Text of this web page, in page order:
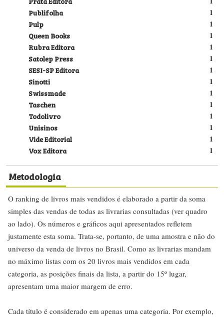
1
Publifolha
1
Pulp
1
Queen Books
1
Rubra Editora
1
Satolep Press
1
SESI-SP Editora
1
Sinotti
1
Swissmade
1
Taschen
1
Todolivro
1
Unisinos
1
Vide Editorial
1
Vox Editora
Metodologia
O ranking de livros mais vendidos é elaborado a partir da soma
simples das vendas de todas as livrarias consultadas (ver quadro
ao lado). Os números e gráficos aqui apresentados refletem
justamente esta soma. Trata-se, portanto, de uma amostra e não do
universo da venda de livros no Brasil. Como as livrarias mandam
no máximo listas com os 20 livros mais vendidos em cada
categoria, as posições finais da lista, a partir do 15º lugar,
apresentam uma maior margem de erro.
Cada título é considerado em apenas uma categoria. Por exemplo,